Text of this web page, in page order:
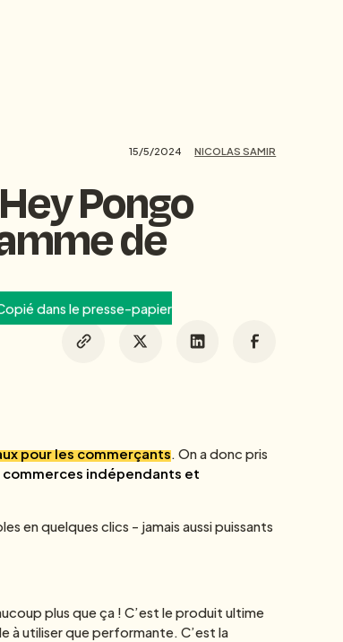
15/5/2024 NICOLAS SAMIR
Pongo
de
dans le presse-papier
pour les commerçants. On a donc pris
indépendants et
en quelques clics - jamais aussi puissants
plus que ça ! C’est le produit ultime
à utiliser que performante. C’est la